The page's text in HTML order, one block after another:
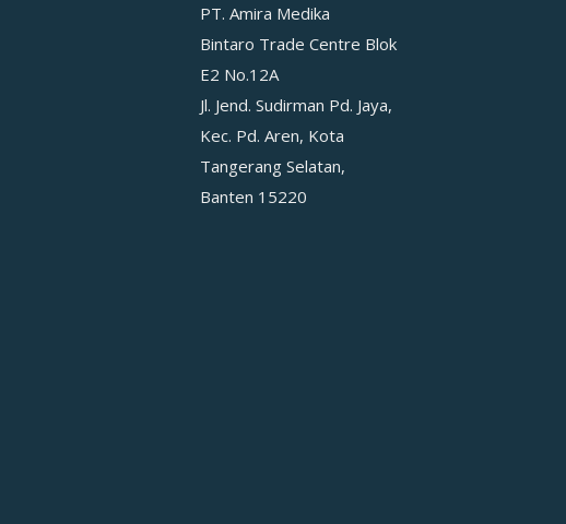
PT. Amira Medika
Bintaro Trade Centre Blok
E2 No.12A
Jl. Jend. Sudirman Pd. Jaya,
Kec. Pd. Aren, Kota
Tangerang Selatan,
Banten 15220